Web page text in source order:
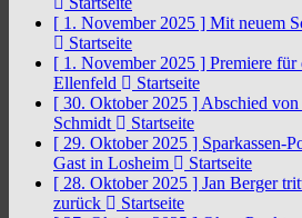
[ 1. November 2025 ] Mit neuem
Startseite
[ 1. November 2025 ] Premiere für
Ellenfeld
Startseite
[ 30. Oktober 2025 ] Abschied
Schmidt
Startseite
[ 29. Oktober 2025 ] Sparkassen-
Gast in Losheim
Startseite
[ 28. Oktober 2025 ] Jan Berger
zurück
Startseite